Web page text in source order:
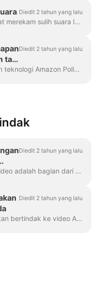
Diedit 2 tahun yang lalu
Di Wave.video, Anda dapat merekam sulih suara langsung di editor, saat membuat video. Klik pada trek audio dan pilih Rekam Suara: Sulih Suara 7...
tag
Diedit 2 tahun yang lalu
Wave.video menggunakan teknologi Amazon Polly untuk menghasilkan trek audio dari teks. Terkadang, hasil default tidak sempurna, dan Anda mungkin ingin menyetel...
Diedit 2 tahun yang lalu
Ajakan bertindak dalam video adalah bagian dari konten yang mendorong pemirsa untuk melakukan tindakan tertentu setelah mereka menonton video Anda. Mungkin saja (tetapi ...
Diedit 2 tahun yang lalu
Untuk menambahkan ajakan bertindak ke video Anda di Wave.video, klik tanda "Tambahkan ajakan bertindak" di timeline. Ini akan tersedia di bagian ...